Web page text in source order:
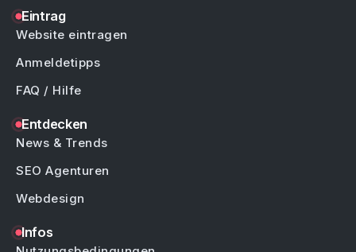
Eintrag
Website eintragen
Anmeldetipps
FAQ / Hilfe
Entdecken
News & Trends
SEO Agenturen
Webdesign
Infos